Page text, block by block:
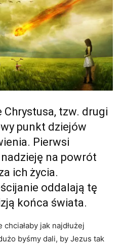
tzw. drugi
punkt dziejów
Pierwsi
na powrót
ich życia.
oddalają tę
końca świata.
jak najdłużej
byśmy dali, by Jezus tak